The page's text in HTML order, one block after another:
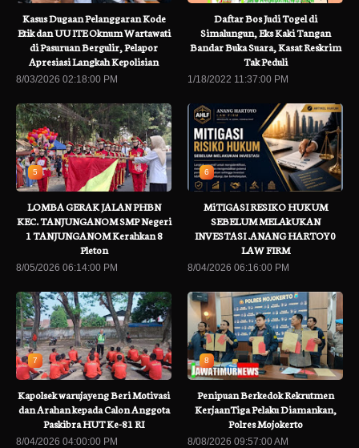
Kasus Dugaan Pelanggaran Kode
Etik dan UU ITE Oknum Wartawati
di Pasuruan Bergulir, Pelapor
Apresiasi Langkah Kepolisian
8/03/2026 02:18:00 PM
Daftar Bos Judi Togel di
Simalungun, Eks Kaki Tangan
Bandar Buka Suara, Kasat Reskrim
Tak Peduli
1/18/2022 11:37:00 PM
5
LOMBA GERAK JALAN PHBN
KEC. TANJUNGANOM SMP Negeri
1 TANJUNGANOM Kerahkan 8
Pleton
8/05/2026 06:14:00 PM
6
MiTIGASI RESIKO HUKUM
SEBELUM MELAkUKAN
INVESTASI .ANANG HARTOY0
LAW FIRM
8/04/2026 06:16:00 PM
7
Kapolsek warujayeng Beri Motivasi
dan Arahan kepada Calon Anggota
Paskibra HUT Ke-81 RI
8/04/2026 04:00:00 PM
8
Penipuan Berkedok Rekrutmen
KerjaanTiga Pelaku Diamankan,
Polres Mojokerto
8/08/2026 09:57:00 AM